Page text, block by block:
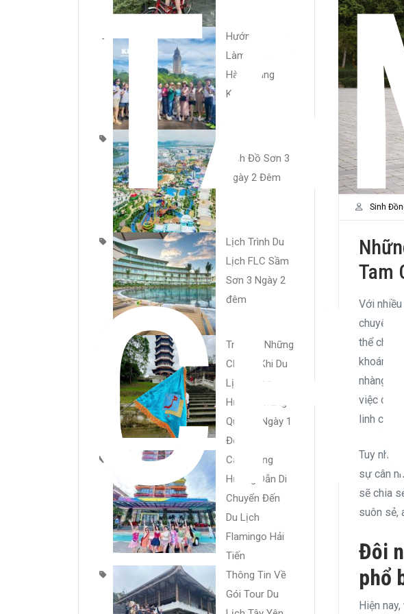
Sinh
Tam
Với
chuyến
thể chùa
khoáng
nhàng
việc di
linh của
Tuy
sự cân
sẽ chia
suôn sẻ,
Đôi
phổ
Hiện
Hướng Dẫn
Làm Sổ Thông
Hành Sang Hà
Khẩu
Lịch Đồ Sơn 3
Ngày 2 Đêm
Lịch Trình Du
Lịch FLC Sầm
Sơn 3 Ngày 2
đêm
Trọn Bộ Những
Chi Phí Khi Du
Lịch Đông
Hưng – Trung
Quốc 2 Ngày 1
Đêm
Cẩm Nang
Hướng Dẫn Di
Chuyển Đến
Du Lịch
Flamingo Hải
Tiến
Thông Tin Về
Gói Tour Du